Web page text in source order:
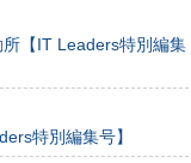
【IT Leaders特別編集
特別編集号】